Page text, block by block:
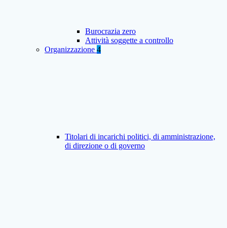
Burocrazia zero
Attività soggette a controllo
Organizzazione 4
Titolari di incarichi politici, di amministrazione,
di direzione o di governo